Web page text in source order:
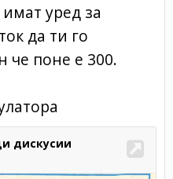
уред за
да ти го
че поне е 300.